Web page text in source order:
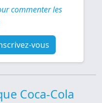
commenter les
vous
Coca-Cola